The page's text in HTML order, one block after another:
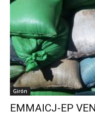
Girón
EMMAICJ-EP